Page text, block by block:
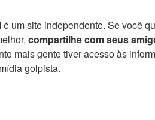
é um site independente. Se você
compartilhe com seus
mais gente tiver acesso às
golpista.